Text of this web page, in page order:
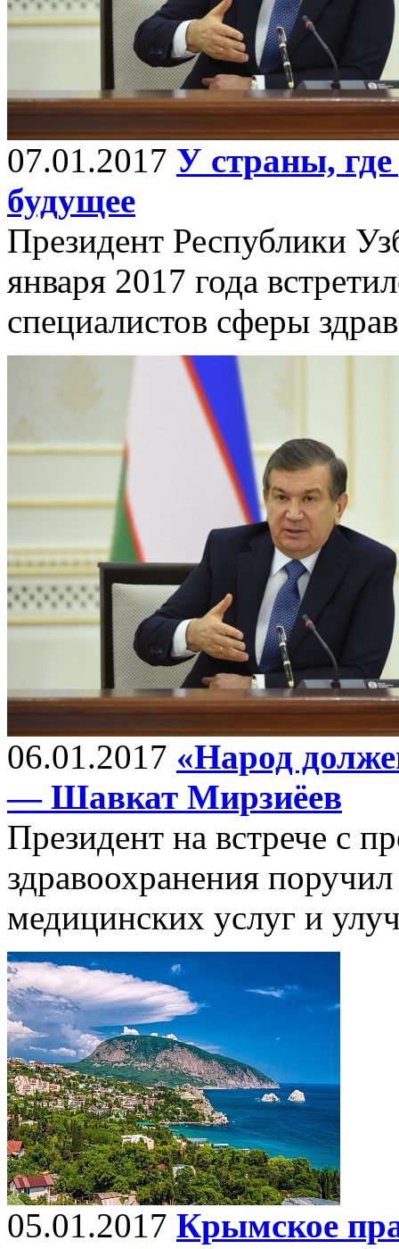
07.01.2017 У страны,
будущее
Президент Республики
января 2017 года
специалистов сферы
06.01.2017 «Народ
— Шавкат Мирзиёев
Президент на встрече с
здравоохранения
медицинских услуг и
05.01.2017 Крымское